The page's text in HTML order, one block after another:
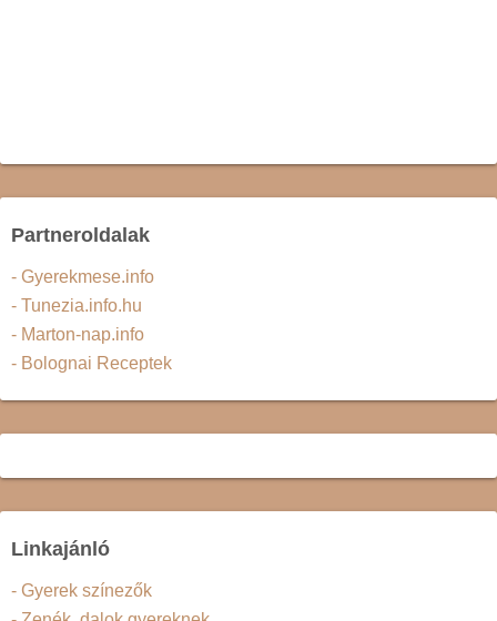
Partneroldalak
- Gyerekmese.info
- Tunezia.info.hu
- Marton-nap.info
- Bolognai Receptek
Linkajánló
- Gyerek színezők